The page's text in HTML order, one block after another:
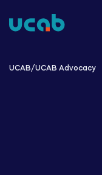
to
UCAB/UCAB Advocacy